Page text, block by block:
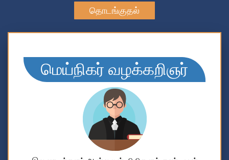
தொடங்குதல்
மெய்நிகர் வழக்கறிஞர்